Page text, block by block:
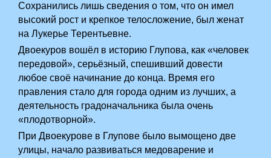
Сохранились лишь сведения о том, что он имел
высокий рост и крепкое телосложение, был женат
на Лукерье Терентьевне.
Двоекуров вошёл в историю Глупова, как «человек
передовой», серьёзный, спешивший довести
любое своё начинание до конца. Время его
правления стало для города одним из лучших, а
деятельность градоначальника была очень
«плодотворной».
При Двоекурове в Глупове было вымощено две
улицы, начало развиваться медоварение и